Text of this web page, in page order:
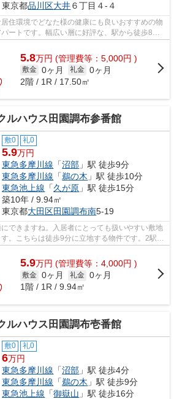
東京都品川区大井６丁目４-４
住環境でどなた様の健康にも良いおすすめの物
ートです。幅広い層に好評な、駅から徒歩8分
用可能なの...
5.8万円 (管理費等：5,000円 )
敷金 0ヶ月 礼金 0ヶ月
2階 / 1R / 17.50㎡
ルハウス田園調布参番館
敷0 礼0
5.9万円
東急多摩川線 「沼部 」駅 徒歩9分
東急多摩川線 「鵜の木 」駅 徒歩10分
東急池上線 「久が原 」駅 徒歩15分
築10年 / 9.94㎡
東京都大田区田園調布南5-19
できますね。入居者にとっても扱いやすい敷地
。こちらは徒歩9分に立地する物件です。2駅利
らの物件...
5.9万円 (管理費等：4,000円 )
敷金 0ヶ月 礼金 0ヶ月
1階 / 1R / 9.94㎡
ルハウス田園調布壱番館
敷0 礼0
6万円
東急多摩川線 「沼部 」駅 徒歩4分
東急多摩川線 「鵜の木 」駅 徒歩9分
東急池上線 「御嶽山 」駅 徒歩16分